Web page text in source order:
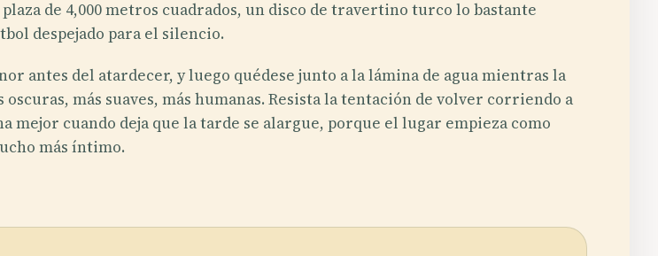
de 4,000 metros cuadrados, un disco de travertino turco lo bastante
despejado para el silencio.
antes del atardecer, y luego quédese junto a la lámina de agua mientras la
más suaves, más humanas. Resista la tentación de volver corriendo a
mejor cuando deja que la tarde se alargue, porque el lugar empieza como
más íntimo.